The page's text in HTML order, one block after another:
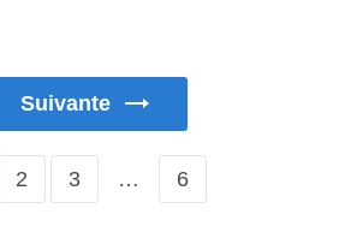
Suivante
2 3 … 6